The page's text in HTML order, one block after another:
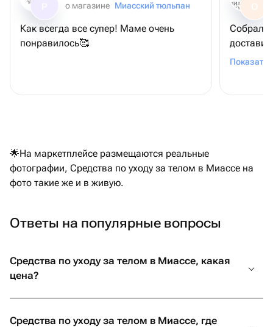
о магазине Миасский тюльпан
Как всегда все супер! Маме очень
понравилось🥰
О
Собрали
вашу
Показать
🌟На маркетплейсе размещаются реальные
фотографии, Средства по уходу за телом в Миассе на
фото такие же и в живую.
Ответы на популярные вопросы
Средства по уходу за телом в Миассе, какая
цена?
Средства по уходу за телом в Миассе, где